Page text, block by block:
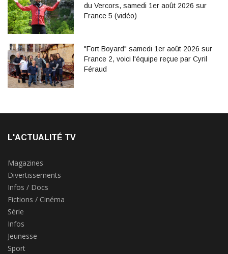
du Vercors, samedi 1er août 2026 sur
France 5 (vidéo)
"Fort Boyard" samedi 1er août 2026 sur
France 2, voici l'équipe reçue par Cyril
Féraud
L'ACTUALITÉ TV
Magazines
Divertissements
Infos / Docs
Fictions / Cinéma
Série
Infos
Jeunesse
Sport